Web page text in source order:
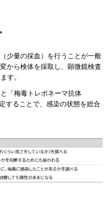
少量の採血）を行うことが一般
から検体を採取し、顕微鏡検査
す。
「梅毒トレポネーマ抗体
することで、感染の状態を総合